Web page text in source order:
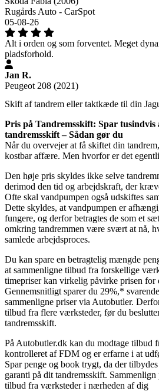
Rugårds Auto - CarSpot
05-08-26
Alt i orden og som forventet. Meget
pladsforhold.
Jan R.
Peugeot 208 (2021)
Skift af tandrem eller taktkæde til din
Pris på Tandremsskift: Spar tusindvis
tandremsskift – Sådan gør du
Når du overvejer at få skiftet din
kostbar affære. Men hvorfor er det
Den høje pris skyldes ikke selve
derimod den tid og arbejdskraft, der
Ofte skal vandpumpen også udskiftes
Dette skyldes, at vandpumpen er
fungere, og derfor betragtes de som et
omkring tandremmen være svært at nå,
samlede arbejdsproces.
Du kan spare en betragtelig mængde
at sammenligne tilbud fra forskellige
timepriser kan virkelig påvirke prisen for
Gennemsnitligt sparer du 29%,*
sammenligne priser via Autobutler.
tilbud fra flere værksteder, før du
tandremsskift.
På Autobutler.dk kan du modtage tilbud
kontrolleret af FDM og er erfarne i at
Spar penge og book trygt, da der
garanti på dit tandremsskift.
tilbud fra værksteder i nærheden af dig